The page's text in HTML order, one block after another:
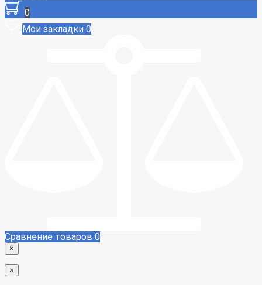
0
Мои закладки 0
Сравнение товаров 0
×
×